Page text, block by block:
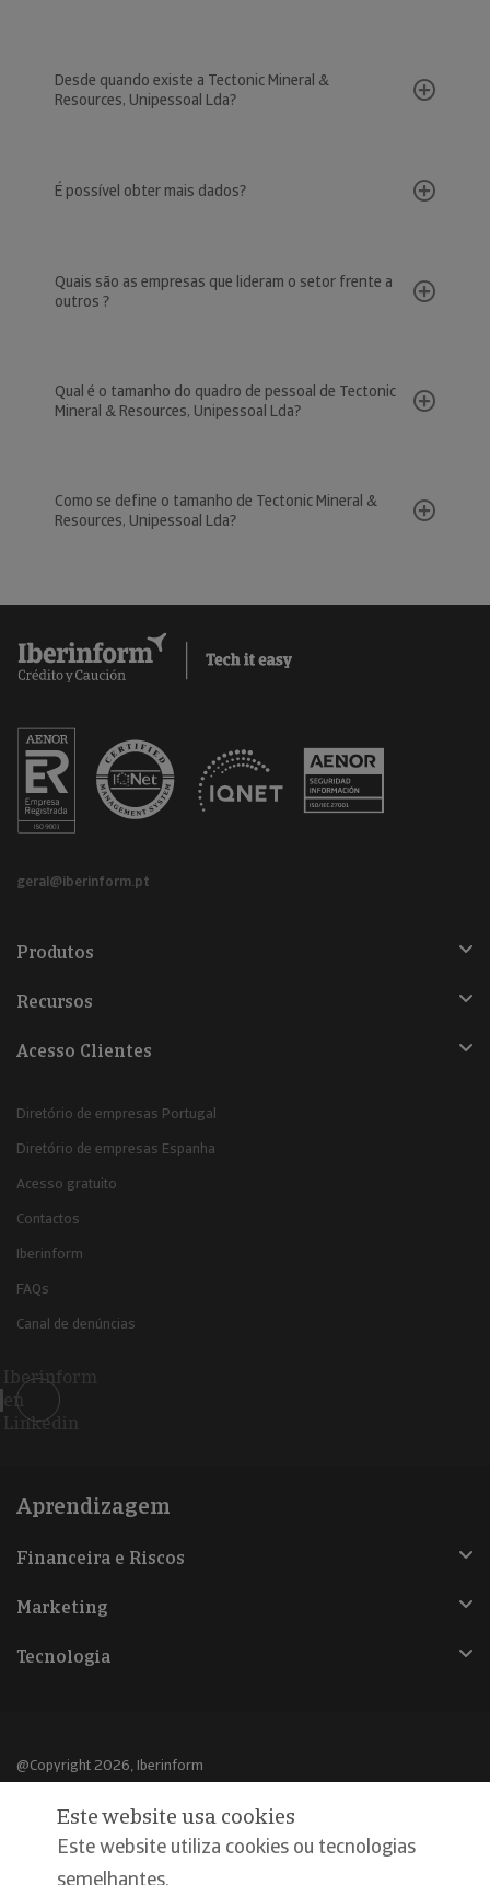
Desde quando existe a Tectonic Mineral &
Resources, Unipessoal Lda?
É possível obter mais dados?
Quais são as empresas que lideram o setor frente a
outros ?
Qual é o tamanho do quadro de pessoal de Tectonic
Mineral & Resources, Unipessoal Lda?
Como se define o tamanho de Tectonic Mineral &
Resources, Unipessoal Lda?
geral@iberinform.pt
Produtos
Recursos
Acesso Clientes
Diretório de empresas Portugal
Diretório de empresas Espanha
Acesso gratuito
Contactos
Iberinform
FAQs
Canal de denúncias
Iberinform
en
Linkedin
Aprendizagem
Financeira e Riscos
Marketing
Tecnologia
@Copyright 2026, Iberinform
Aviso legal
Política de cookies
Este website usa cookies
Este website utiliza cookies ou tecnologias
semelhantes,